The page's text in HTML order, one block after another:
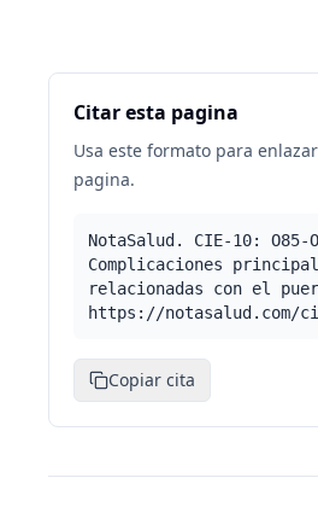
Citar esta pagina
Usa este formato para
pagina.
NotaSalud. CIE-10: O85-
Complicaciones
relacionadas con el
https://notasalud.com/
Copiar cita